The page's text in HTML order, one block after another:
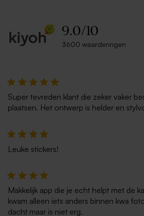
Envelop ecru
9.0/10
3600 waarderingen
Super tevreden klant die zeker vaker
plaatsen. Het ontwerp is helder en
Leuke stickers!
Makkelijk app die je echt helpt met de
kwam alleen iets anders binnen kwa
dacht maar is niet erg.